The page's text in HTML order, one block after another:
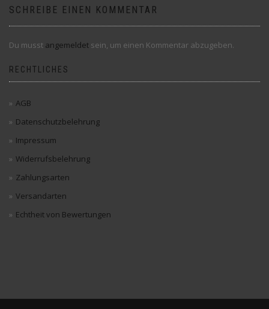
SCHREIBE EINEN KOMMENTAR
Du musst angemeldet sein, um einen Kommentar abzugeben.
RECHTLICHES
AGB
Datenschutzbelehrung
Impressum
Widerrufsbelehrung
Zahlungsarten
Versandarten
Echtheit von Bewertungen